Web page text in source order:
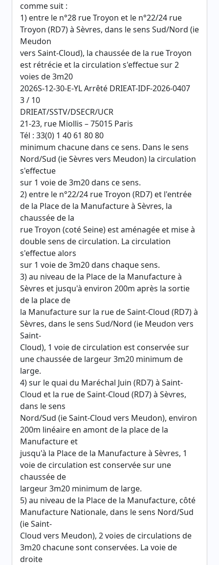
comme suit :
1) entre le n°28 rue Troyon et le n°22/24 rue
Troyon (RD7) à Sèvres, dans le sens Sud/Nord (ie
Meudon
vers Saint-Cloud), la chaussée de la rue Troyon
est rétrécie et la circulation s'effectue sur 2
voies de 3m20
2026S-12-30-E-YL Arrêté DRIEAT-IDF-2026-0407
3 / 10
DRIEAT/SSTV/DSECR/UCR
21-23, rue Miollis – 75015 Paris
Tél : 33(0) 1 40 61 80 80
minimum chacune dans ce sens. Dans le sens
Nord/Sud (ie Sèvres vers Meudon) la circulation
s'effectue
sur 1 voie de 3m20 dans ce sens.
2) entre le n°22/24 rue Troyon (RD7) et l'entrée
de la Place de la Manufacture à Sèvres, la
chaussée de la
rue Troyon (coté Seine) est aménagée et mise à
double sens de circulation. La circulation
s'effectue alors
sur 1 voie de 3m20 dans chaque sens.
3) au niveau de la Place de la Manufacture à
Sèvres et jusqu'à environ 200m après la sortie
de la place de
la Manufacture sur la rue de Saint-Cloud (RD7) à
Sèvres, dans le sens Sud/Nord (ie Meudon vers
Saint-
Cloud), 1 voie de circulation est conservée sur
une chaussée de largeur 3m20 minimum de
large.
4) sur le quai du Maréchal Juin (RD7) à Saint-
Cloud et la rue de Saint-Cloud (RD7) à Sèvres,
dans le sens
Nord/Sud (ie Saint-Cloud vers Meudon), environ
200m linéaire en amont de la place de la
Manufacture et
jusqu'à la Place de la Manufacture à Sèvres, 1
voie de circulation est conservée sur une
chaussée de
largeur 3m20 minimum de large.
5) au niveau de la Place de la Manufacture, côté
Manufacture Nationale, dans le sens Nord/Sud
(ie Saint-
Cloud vers Meudon), 2 voies de circulations de
3m20 chacune sont conservées. La voie de
droite